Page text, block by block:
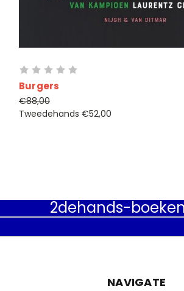
Burgers
€88,00
Tweedehands €52,00
2dehands-
NAVIGATE